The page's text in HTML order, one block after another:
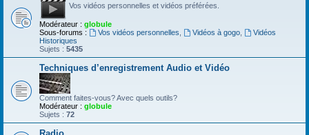
Vos vidéos personnelles et vidéos préférées.
Modérateur : globule
Sous-forums :
Vos vidéos personnelles Vidéos à gogo,
Vidéos
Historiques
Sujets : 5435
Techniques d’enregistrement Audio et Vidéo
Comment faites-vous? Avec quels outils?
Modérateur : globule
Sujets : 72